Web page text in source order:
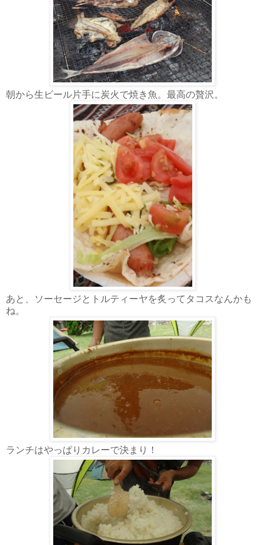
朝から生ビール片手に炭火で焼き魚。最高の贅沢。
あと、ソーセージとトルティーヤを炙ってタコスなんかも
ね。
ランチはやっぱりカレーで決まり！